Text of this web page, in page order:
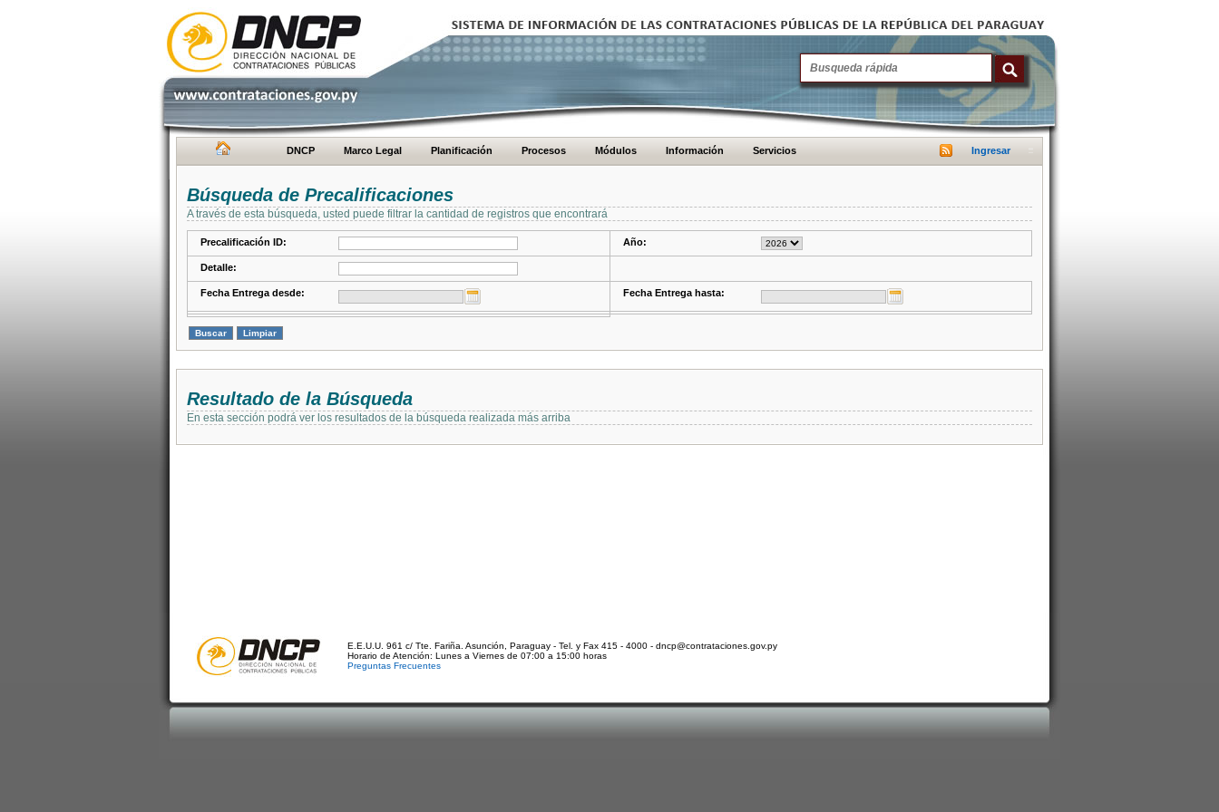
DNCP Marco Legal Planificación Procesos Módulos Información Servicios Ingresar
Búsqueda de Precalificaciones
A través de esta búsqueda, usted puede filtrar la cantidad de registros que encontrará
Precalificación ID: Año:
Detalle:
Fecha Entrega desde: Fecha Entrega hasta:
Resultado de la Búsqueda
En esta sección podrá ver los resultados de la búsqueda realizada más arriba
E.E.U.U. 961 c/ Tte. Fariña. Asunción, Paraguay - Tel. y Fax 415 - 4000 - dncp@contrataciones.gov.py
Horario de Atención: Lunes a Viernes de 07:00 a 15:00 horas
Preguntas Frecuentes